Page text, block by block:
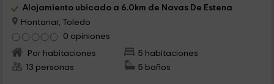
Alojamiento ubicado a 6.0km de Navas De Estena
Hontanar, Toledo
0 opiniones
Por habitaciones
5 habitaciones
13 personas
5 baños